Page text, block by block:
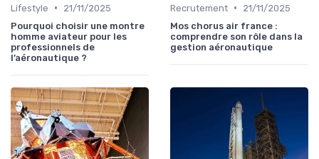
Lifestyle •
21/11/2025
Pourquoi choisir une montre
homme aviateur pour les
professionnels de
l’aéronautique ?
Recrutement •
21/11/2025
Mos chorus air france :
comprendre son rôle dans la
gestion aéronautique